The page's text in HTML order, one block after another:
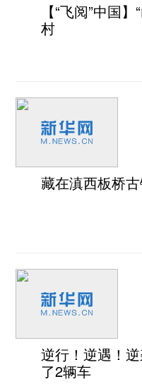
【“飞阅”中国
村
藏在滇西板桥
逆行！逆遇！
了2辆车